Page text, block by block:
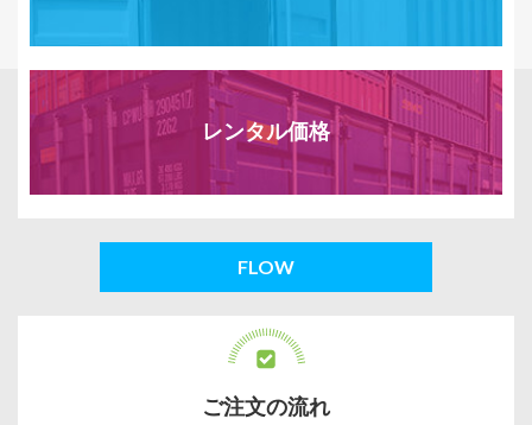
レンタル価格
FLOW
ご注文の流れ